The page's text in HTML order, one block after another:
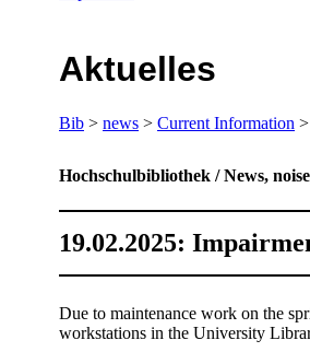
Aktuelles
Bib > news > Current Information
Hochschulbibliothek / News,
19.02.2025:
​​Due to maintenance work on the
workstations in the University